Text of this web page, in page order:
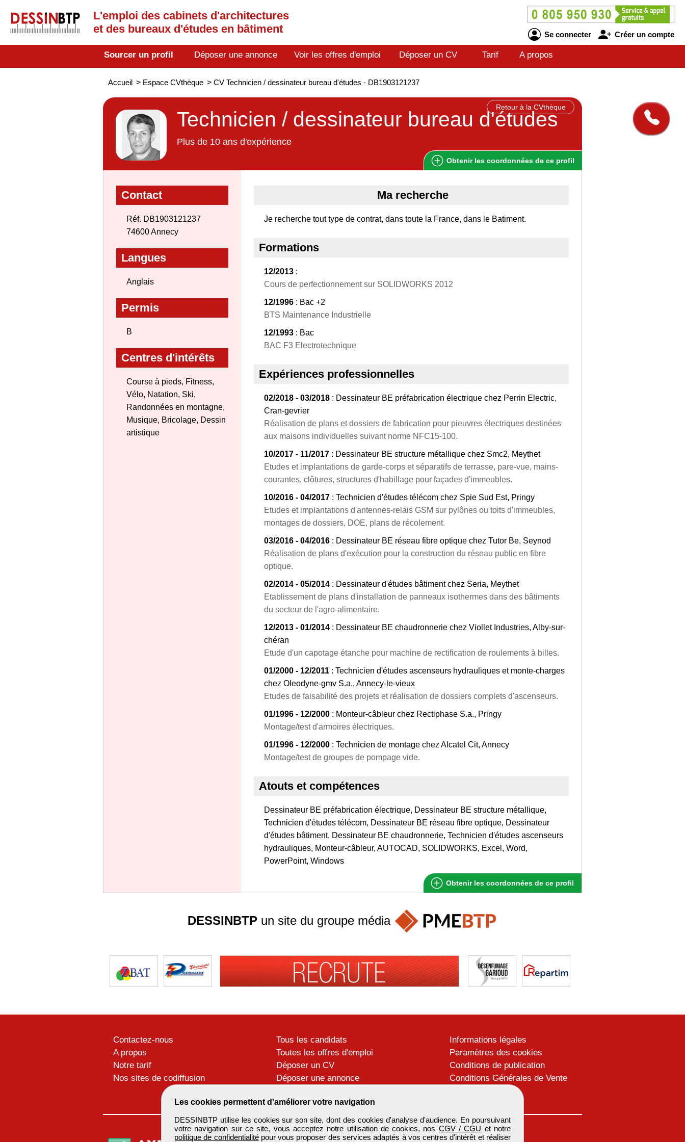
L'emploi des cabinets d'architectures
et des bureaux d'études en bâtiment
Se connecter Créer un compte
Sourcer un profil Déposer une annonce Voir les offres d'emploi Déposer un CV Tarif A propos
Accueil > Espace CVthèque > CV Technicien / dessinateur bureau d'études - DB1903121237
Retour à la CVthèque
Technicien / dessinateur bureau d'études
Plus de 10 ans d'expérience
Obtenir les coordonnées de ce profil
Contact
Réf. DB1903121237
74600 Annecy
Langues
Anglais
Permis
B
Centres d'intérêts
Course à pieds, Fitness,
Vélo, Natation, Ski,
Randonnées en montagne,
Musique, Bricolage, Dessin
artistique
Ma recherche
Je recherche tout type de contrat, dans toute la France, dans le Batiment.
Formations
12/2013 :
Cours de perfectionnement sur SOLIDWORKS 2012
12/1996 : Bac +2
BTS Maintenance Industrielle
12/1993 : Bac
BAC F3 Electrotechnique
Expériences professionnelles
02/2018 - 03/2018 : Dessinateur BE préfabrication électrique chez Perrin Electric,
Cran-gevrier
Réalisation de plans et dossiers de fabrication pour pieuvres électriques destinées
aux maisons individuelles suivant norme NFC15-100.
10/2017 - 11/2017 : Dessinateur BE structure métallique chez Smc2, Meythet
Etudes et implantations de garde-corps et séparatifs de terrasse, pare-vue, mains-
courantes, clôtures, structures d'habillage pour façades d'immeubles.
10/2016 - 04/2017 : Technicien d'études télécom chez Spie Sud Est, Pringy
Etudes et implantations d'antennes-relais GSM sur pylônes ou toits d'immeubles,
montages de dossiers, DOE, plans de récolement.
03/2016 - 04/2016 : Dessinateur BE réseau fibre optique chez Tutor Be, Seynod
Réalisation de plans d'exécution pour la construction du réseau public en fibre
optique.
02/2014 - 05/2014 : Dessinateur d'études bâtiment chez Seria, Meythet
Etablissement de plans d'installation de panneaux isothermes dans des bâtiments
du secteur de l'agro-alimentaire.
12/2013 - 01/2014 : Dessinateur BE chaudronnerie chez Viollet Industries, Alby-sur-
chéran
Etude d'un capotage étanche pour machine de rectification de roulements à billes.
01/2000 - 12/2011 : Technicien d'études ascenseurs hydrauliques et monte-charges
chez Oleodyne-gmv S.a., Annecy-le-vieux
Etudes de faisabilité des projets et réalisation de dossiers complets d'ascenseurs.
01/1996 - 12/2000 : Monteur-câbleur chez Rectiphase S.a., Pringy
Montage/test d'armoires électriques.
01/1996 - 12/2000 : Technicien de montage chez Alcatel Cit, Annecy
Montage/test de groupes de pompage vide.
Atouts et compétences
Dessinateur BE préfabrication électrique, Dessinateur BE structure métallique,
Technicien d'études télécom, Dessinateur BE réseau fibre optique, Dessinateur
d'études bâtiment, Dessinateur BE chaudronnerie, Technicien d'études ascenseurs
hydrauliques, Monteur-câbleur, AUTOCAD, SOLIDWORKS, Excel, Word,
PowerPoint, Windows
Obtenir les coordonnées de ce profil
Les cookies permettent d'améliorer votre navigation
DESSINBTP utilise les cookies sur son site, dont des cookies d'analyse d'audience. En poursuivant
votre navigation sur ce site, vous acceptez notre utilisation de cookies, nos CGV / CGU et notre
politique de confidentialitépour vous proposer des services adaptés à vos centres d'intérêt et réaliser
DESSINBTP un site du groupe média
Contactez-nous
A propos
Notre tarif
Nos sites de codiffusion
Tous les candidats
Toutes les offres d'emploi
Déposer un CV
Déposer une annonce
Informations légales
Paramètres des cookies
Conditions de publication
Conditions Générales de Vente